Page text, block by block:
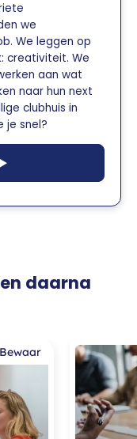
we
We leggen op
creativiteit. We
aan wat
naar hun next
clubhuis in
je snel?
daarna